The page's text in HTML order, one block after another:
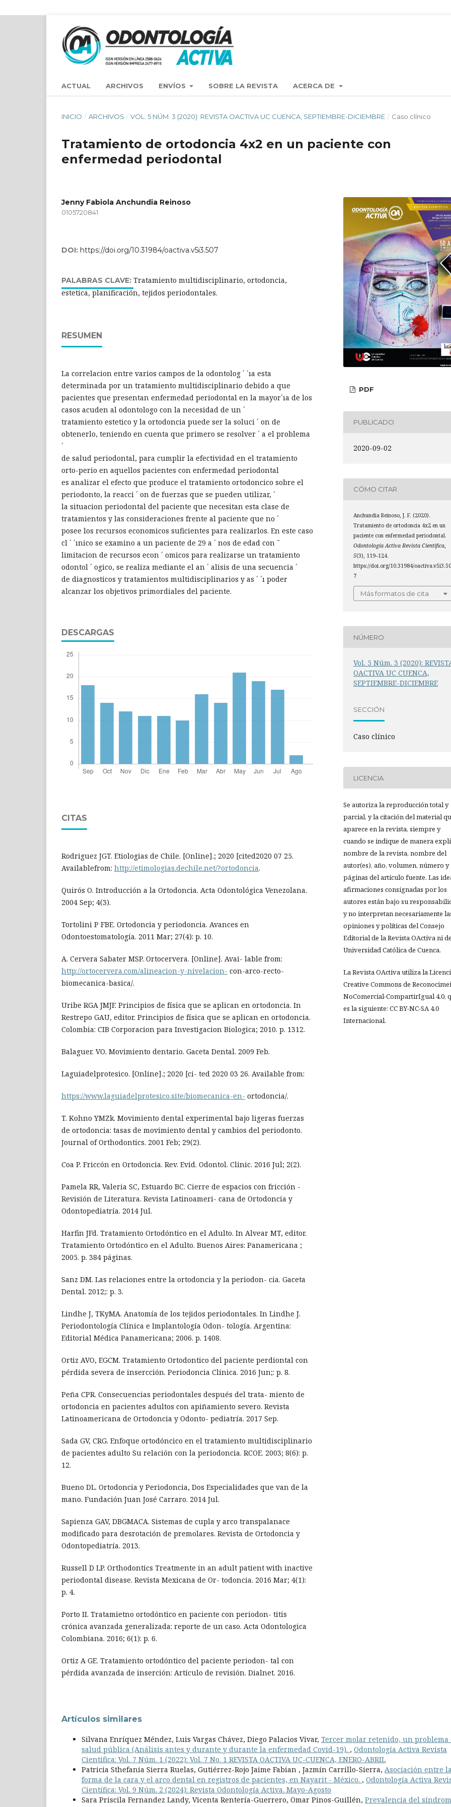
ACTUAL ARCHIVOS ENVÍOS SOBRE LA REVISTA ACERCA DE
INICIO / ARCHIVOS / VOL. 5 NÚM. 3 (2020): REVISTA OACTIVA UC CUENCA, SEPTIEMBRE-DICIEMBRE / Caso clínico
Tratamiento de ortodoncia 4x2 en un paciente con
enfermedad periodontal
Jenny Fabiola Anchundia Reinoso
0105720841
DOI: https://doi.org/10.31984/oactiva.v5i3.507
PALABRAS CLAVE: Tratamiento multidisciplinario, ortodoncia,
estetica, planificación, tejidos periodontales.
RESUMEN
La correlacion entre varios campos de la odontolog ´ ´ıa esta
determinada por un tratamiento multidisciplinario debido a que
pacientes que presentan enfermedad periodontal en la mayor´ıa de los
casos acuden al odontologo con la necesidad de un ´
tratamiento estetico y la ortodoncia puede ser la soluci ´ on de
obtenerlo, teniendo en cuenta que primero se resolver ´ a el problema
´
de salud periodontal, para cumplir la efectividad en el tratamiento
orto-perio en aquellos pacientes con enfermedad periodontal
es analizar el efecto que produce el tratamiento ortodoncico sobre el
periodonto, la reacci ´ on de fuerzas que se pueden utilizar, ´
la situacion periodontal del paciente que necesitan esta clase de
tratamientos y las consideraciones frente al paciente que no ´
posee los recursos economicos suficientes para realizarlos. En este caso
cl ´ ´ınico se examino a un paciente de 29 a ´ nos de edad con ˜
limitacion de recursos econ ´ omicos para realizarse un tratamiento
odontol ´ ogico, se realiza mediante el an ´ alisis de una secuencia ´
de diagnosticos y tratamientos multidisciplinarios y as ´ ´ı poder
alcanzar los objetivos primordiales del paciente.
DESCARGAS
CITAS
Rodriguez JGT. Etiologias de Chile. [Online].; 2020 [cited2020 07 25.
Availablefrom: http://etimologias.dechile.net/?ortodoncia.
Quirós O. Introducción a la Ortodoncia. Acta Odontológica Venezolana.
2004 Sep; 4(3).
Tortolini P FBE. Ortodoncia y periodoncia. Avances en
Odontoestomatología. 2011 Mar; 27(4): p. 10.
A. Cervera Sabater MSP. Ortocervera. [Online]. Avai- lable from:
http://ortocervera.com/alineacion-y-nivelacion- con-arco-recto-
biomecanica-basica/.
Uribe RGA JMJF. Principios de física que se aplican en ortodoncia. In
Restrepo GAU, editor. Principios de física que se aplican en ortodoncia.
Colombia: CIB Corporacion para Investigacion Biologica; 2010. p. 1312.
Balaguer. VO. Movimiento dentario. Gaceta Dental. 2009 Feb.
Laguiadelprotesico. [Online].; 2020 [ci- ted 2020 03 26. Available from:
https://www.laguiadelprotesico.site/biomecanica-en- ortodoncia/.
T. Kohno YMZk. Movimiento dental experimental bajo ligeras fuerzas
de ortodoncia: tasas de movimiento dental y cambios del periodonto.
Journal of Orthodontics. 2001 Feb; 29(2).
Coa P. Friccón en Ortodoncia. Rev. Evid. Odontol. Clinic. 2016 Jul; 2(2).
Pamela RR, Valeria SC, Estuardo BC. Cierre de espacios con fricción -
Revisión de Literatura. Revista Latinoameri- cana de Ortodoncia y
Odontopediatría. 2014 Jul.
Harfin JFd. Tratamiento Ortodóntico en el Adulto. In Alvear MT, editor.
Tratamiento Ortodóntico en el Adulto. Buenos Aires: Panamericana ;
2005. p. 384 páginas.
Sanz DM. Las relaciones entre la ortodoncia y la periodon- cia. Gaceta
Dental. 2012;: p. 3.
Lindhe J, TKyMA. Anatomía de los tejidos periodontales. In Lindhe J.
Periodontología Clínica e Implantología Odon- tología. Argentina:
Editorial Médica Panamericana; 2006. p. 1408.
Ortiz AVO, EGCM. Tratamiento Ortodontico del paciente perdiontal con
pérdida severa de insercción. Periodoncia Clínica. 2016 Jun;: p. 8.
Peña CPR. Consecuencias periodontales después del trata- miento de
ortodoncia en pacientes adultos con apiñamiento severo. Revista
Latinoamericana de Ortodoncia y Odonto- pediatría. 2017 Sep.
Sada GV, CRG. Enfoque ortodóncico en el tratamiento multidisciplinario
de pacientes adulto Su relación con la periodoncia. RCOE. 2003; 8(6): p.
12.
Bueno DL. Ortodoncia y Periodoncia, Dos Especialidades que van de la
mano. Fundación Juan José Carraro. 2014 Jul.
Sapienza GAV, DBGMACA. Sistemas de cupla y arco transpalanace
modificado para desrotación de premolares. Revista de Ortodoncia y
Odontopediatría. 2013.
Russell D LP. Orthodontics Treatmente in an adult patient with inactive
periodontal disease. Revista Mexicana de Or- todoncia. 2016 Mar; 4(1):
p. 4.
Porto II. Tratamietno ortodóntico en paciente con periodon- titis
crónica avanzada generalizada: reporte de un caso. Acta Odontologica
Colombiana. 2016; 6(1): p. 6.
Ortiz A GE. Tratamiento ortodóntico del paciente periodon- tal con
pérdida avanzada de inserción: Artículo de revisión. Dialnet. 2016.
PDF
PUBLICADO
2020-09-02
CÓMO CITAR
Anchundia Reinoso, J. F. (2020).
Tratamiento de ortodoncia 4x2 en un
paciente con enfermedad periodontal.
Odontología Activa Revista Científica
5(3), 119–124.
https://doi.org/10.31984/
7
Más formatos de cita
NÚMERO
Vol. 5 Núm. 3 (2020):
OACTIVA UC CUENCA,
SEPTIEMBRE-DICIEMBRE
SECCIÓN
Caso clínico
LICENCIA
Se autoriza la reproducción total y
parcial, y la citación del material
aparece en la revista, siempre y
cuando se indique de manera
nombre de la revista, nombre del
autor(es), año, volumen, número y
páginas del artículo fuente. Las
afirmaciones consignadas por los
autores están bajo su
y no interpretan necesariamente
opiniones y políticas del Consejo
Editorial de la Revista OActiva ni
Universidad Católica de Cuenca.
La Revista OActiva utiliza la
Creative Commons de
NoComercial-CompartirIgual 4.0,
es la siguiente: CC BY-NC-SA 4.0
Internacional.
Artículos similares
Silvana Enríquez Méndez, Luis Vargas Chávez, Diego Palacios Vivar, Tercer molar retenido, un problema
salud pública (Análisis antes y durante y durante la enfermedad Covid-19). , Odontología Activa Revista
Científica: Vol. 7 Núm. 1 (2022): Vol. 7 No. 1 REVISTA OACTIVA UC-CUENCA, ENERO-ABRIL
Patricia Sthefania Sierra Ruelas, Gutiérrez-Rojo Jaime Fabian , Jazmín Carrillo-Sierra, Asociación entre
forma de la cara y el arco dental en registros de pacientes, en Nayarit - México. , Odontología Activa
Científica: Vol. 9 Núm. 2 (2024): Revista Odontología Activa. Mayo-Agosto
Sara Priscila Fernandez Landy, Vicenta Rentería-Guerrero, Omar Pinos-Guillén, Prevalencia del